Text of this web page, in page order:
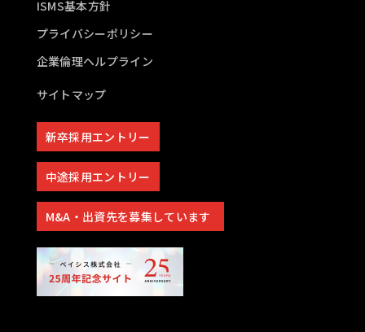
ISMS基本方針
プライバシーポリシー
企業倫理ヘルプライン
サイトマップ
新卒採用エントリー
中途採用エントリー
M&A・出資先を募集しています